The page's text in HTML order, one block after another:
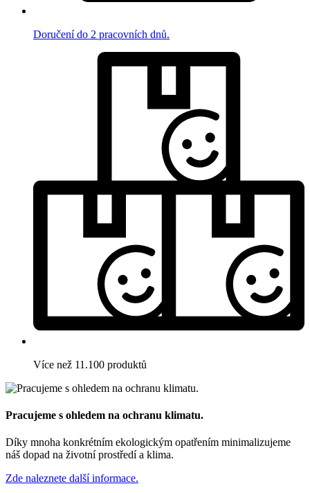
Doručení do 2 pracovních dnů.
Více než 11.100 produktů
Pracujeme s ohledem na ochranu klimatu.
Díky mnoha konkrétním ekologickým opatřením minimalizujeme
náš dopad na životní prostředí a klima.
Zde naleznete další informace.